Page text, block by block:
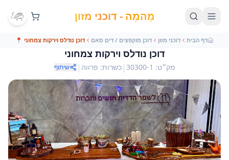
מֵהמֵה - דוכני מזון
דף הבית דוכני מזון דוכן מוקפצים / דים סאם דוכן נודלס וירקות צמחוני 📍
דוכן נודלס וירקות צמחוני
מק״ט:
30300-1
|כשרות: פרווה | שיתוף